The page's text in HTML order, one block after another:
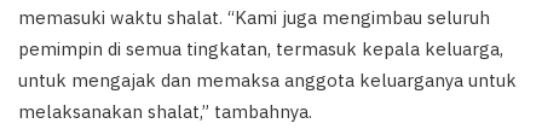
memasuki waktu shalat. “Kami juga mengimbau seluruh
pemimpin di semua tingkatan, termasuk kepala keluarga,
untuk mengajak dan memaksa anggota keluarganya untuk
melaksanakan shalat,” tambahnya.